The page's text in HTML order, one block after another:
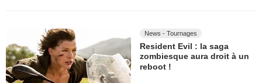
News - Tournages
Resident Evil : la saga
zombiesque aura droit à un
reboot !